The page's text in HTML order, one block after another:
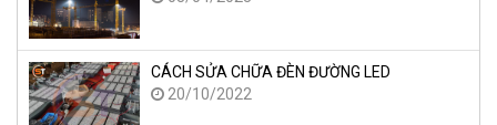
CÁCH SỬA CHỮA ĐÈN ĐƯỜNG LED
20/10/2022